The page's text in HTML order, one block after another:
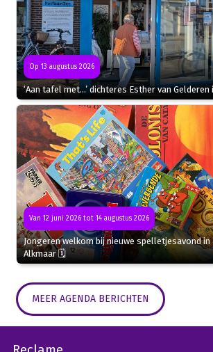
Op 13 augustus 2026
‘Aan tafel met…’ dichteres Esther van
Van 12 juni 2026 tot 14 augustus 2026
Jongeren welkom bij nieuwe spelletjesavond
Alkmaar 🗓
MEER AGENDA BERICHTEN